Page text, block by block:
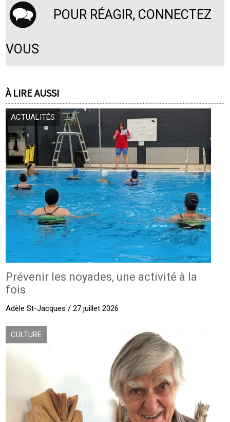
POUR RÉAGIR, CONNECTEZ
VOUS
À LIRE AUSSI
ACTUALITÉS
Prévenir les noyades, une activité à la
fois
Adèle St-Jacques / 27 juillet 2026
CULTURE